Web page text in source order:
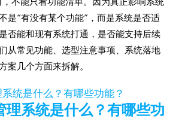
是“有没有某个功能”，而是系统是否适
否能和现有系统打通，是否能支持后续
从常见功能、选型注意事项、系统落地
案几个方面来拆解。
理系统是什么？有哪些功